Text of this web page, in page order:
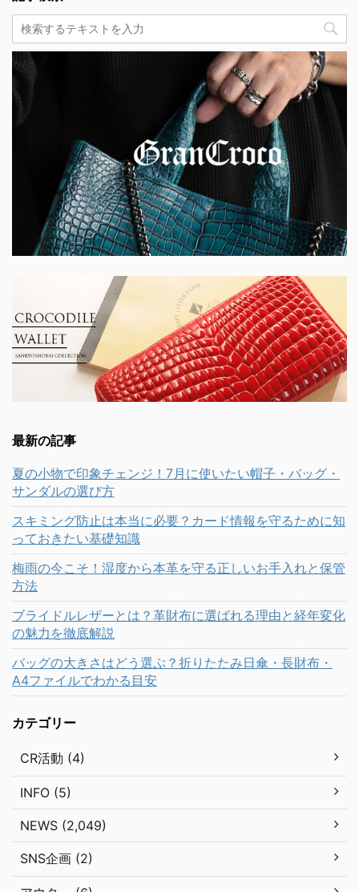
最新の記事
夏の小物で印象チェンジ！7月に使いたい帽子・バッグ・
サンダルの選び方
スキミング防止は本当に必要？カード情報を守るために知
っておきたい基礎知識
梅雨の今こそ！湿度から本革を守る正しいお手入れと保管
方法
ブライドルレザーとは？革財布に選ばれる理由と経年変化
の魅力を徹底解説
バッグの大きさはどう選ぶ？折りたたみ日傘・長財布・
A4ファイルでわかる目安
カテゴリー
CR活動 (4)
INFO (5)
NEWS (2,049)
SNS企画 (2)